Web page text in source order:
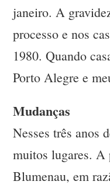
janeiro. A
processo e nos
1980. Quando
Porto Alegre e
Mudanças
Nesses três anos
muitos lugares. A
Blumenau, em